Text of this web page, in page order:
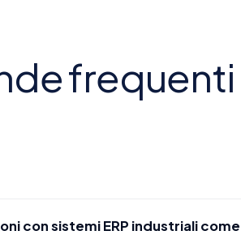
frequenti
con sistemi ERP industriali come